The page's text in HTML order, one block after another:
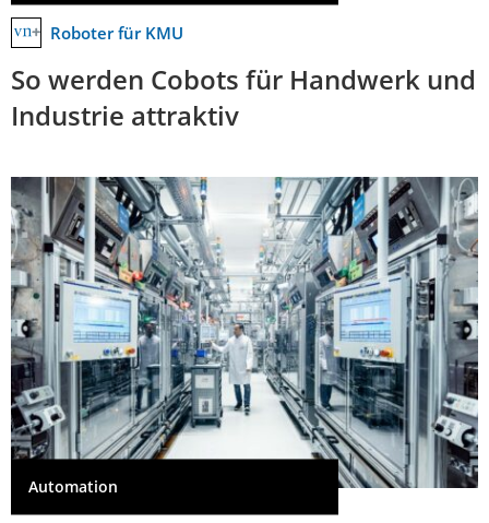
Roboter für KMU
So werden Cobots für Handwerk und
Industrie attraktiv
Automation